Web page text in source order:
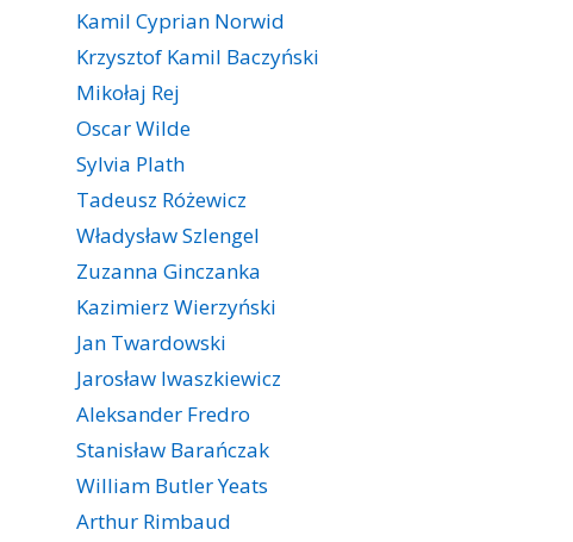
Kamil Cyprian Norwid
Krzysztof Kamil Baczyński
Mikołaj Rej
Oscar Wilde
Sylvia Plath
Tadeusz Różewicz
Władysław Szlengel
Zuzanna Ginczanka
Kazimierz Wierzyński
Jan Twardowski
Jarosław Iwaszkiewicz
Aleksander Fredro
Stanisław Barańczak
William Butler Yeats
Arthur Rimbaud